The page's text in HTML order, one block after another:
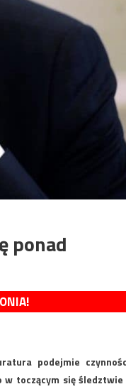
ponad
podejmie
w toczącym się